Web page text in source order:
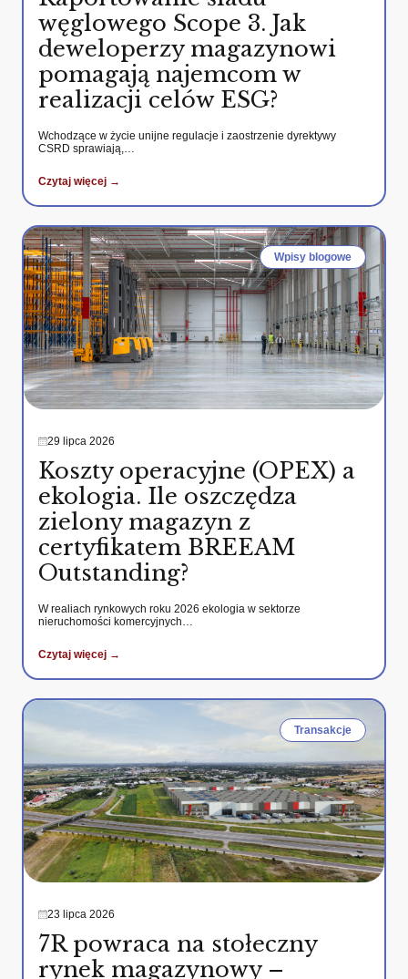
węglowego Scope 3. Jak
deweloperzy magazynowi
pomagają najemcom w
realizacji celów ESG?
Wchodzące w życie unijne regulacje i zaostrzenie dyrektywy
CSRD sprawiają,…
Czytaj więcej →
Wpisy blogowe
29 lipca 2026
Koszty operacyjne (OPEX) a
ekologia. Ile oszczędza
zielony magazyn z
certyfikatem BREEAM
Outstanding?
W realiach rynkowych roku 2026 ekologia w sektorze
nieruchomości komercyjnych…
Czytaj więcej →
Transakcje
23 lipca 2026
7R powraca na stołeczny
rynek magazynowy –